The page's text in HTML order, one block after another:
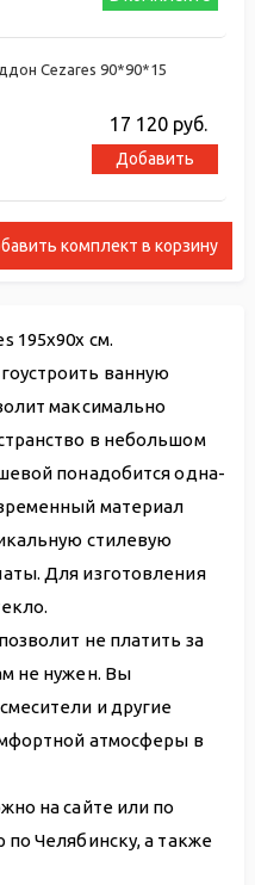
комплект в корзину
Cezares 90*90*15
17 120 руб.
Добавить
195x90x см.
ванную
максимально
в небольшом
понадобится одна-
материал
стилевую
Для изготовления
не платить за
не нужен. Вы
и другие
атмосферы в
на сайте или по
Челябинску, а также